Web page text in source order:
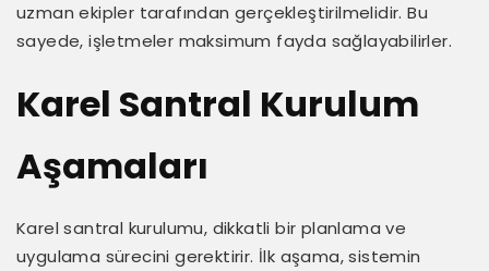
uzman ekipler tarafından gerçekleştirilmelidir. Bu
sayede, işletmeler maksimum fayda sağlayabilirler.
Karel Santral Kurulum
Aşamaları
Karel santral kurulumu, dikkatli bir planlama ve
uygulama sürecini gerektirir. İlk aşama, sistemin